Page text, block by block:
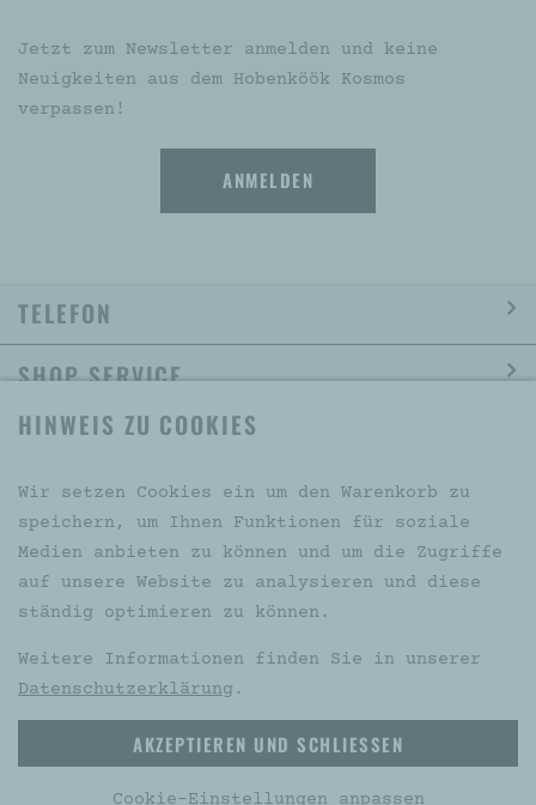
Jetzt zum Newsletter anmelden und keine
Neuigkeiten aus dem Hobenköök Kosmos
verpassen!
ANMELDEN
TELEFON
SHOP SERVICE
INFORMATION
SOCIAL MEDIA
VERTRAG WIDERRUFEN
Versandkosten und ggf. Nachnahmegebühren, wenn nicht
HINWEIS ZU COOKIES
Wir setzen Cookies ein um den Warenkorb zu
speichern, um Ihnen Funktionen für soziale
Medien anbieten zu können und um die Zugriffe
auf unsere Website zu analysieren und diese
ständig optimieren zu können.
Weitere Informationen finden Sie in unserer
Datenschutzerklärung.
AKZEPTIEREN UND SCHLIESSEN
Cookie-Einstellungen anpassen